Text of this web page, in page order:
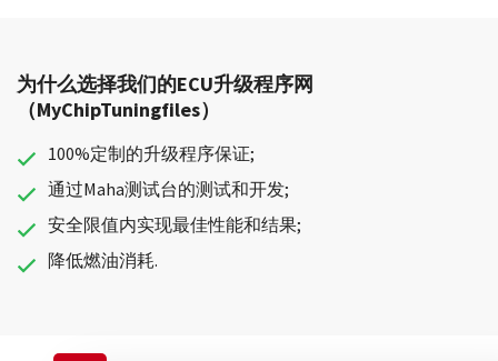
为什么选择我们的ECU升级程序网
（MyChipTuningfiles）
100%定制的升级程序保证;
通过Maha测试台的测试和开发;
安全限值内实现最佳性能和结果;
降低燃油消耗.